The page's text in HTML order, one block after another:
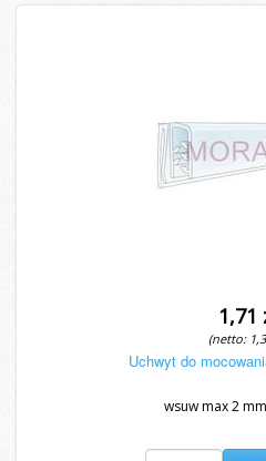
1,71
(netto:
Uchwyt do
wsuw max 2